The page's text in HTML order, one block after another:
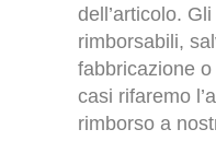
dell’articolo.
rimborsabili,
fabbricazione
casi rifaremo
rimborso a